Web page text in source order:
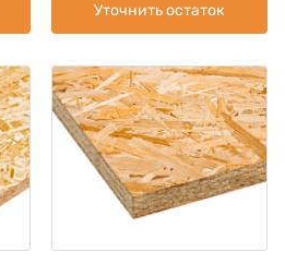
Уточнить остаток